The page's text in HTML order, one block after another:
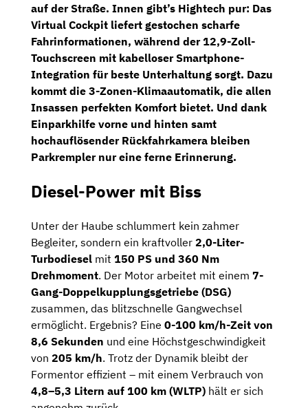
auf der Straße. Innen gibt’s Hightech pur: Das
Virtual Cockpit liefert gestochen scharfe
Fahrinformationen, während der12,9-Zoll-
Touchscreen mit kabelloser Smartphone-
Integration für beste Unterhaltung sorgt. Dazu
kommt die 3-Zonen-Klimaautomatik, die allen
Insassen perfekten Komfort bietet. Und dank
Einparkhilfe vorne und hinten samt
hochauflösender Rückfahrkamera bleiben
Parkrempler nur eine ferne Erinnerung.
Diesel-Power mit Biss
Unter der Haube schlummert kein zahmer
Begleiter, sondern ein kraftvoller 2,0-Liter-
Turbodiesel mit 150 PS und 360 Nm
Drehmoment. Der Motor arbeitet mit einem 7-
Gang-Doppelkupplungsgetriebe (DSG)
zusammen, das blitzschnelle Gangwechsel
ermöglicht. Ergebnis? Eine 0-100 km/h-Zeit von
8,6 Sekunden und eine Höchstgeschwindigkeit
von 205 km/h. Trotz der Dynamik bleibt der
Formentor effizient – mit einem Verbrauch von
4,8–5,3 Litern auf 100 km (WLTP) hält er sich